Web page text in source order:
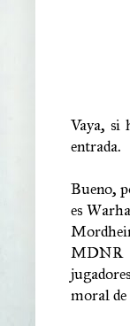
Vaya, si
entrada.
Bueno,
es
MDNR
moral